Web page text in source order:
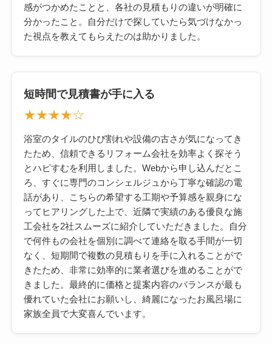
感がつかめたことと、各社の見積もりの違いが明確に
分かったこと。自分だけで探していたら気づけなかっ
た視点を教えてもらえたのは助かりました。
短時間で見積書が手に入る
★★★★☆
浴室のタイルのひび割れや設備の古さが気になってき
たため、信頼できるリフォーム会社を効率よく探そう
とハピすむを利用しました。Webから申し込んだとこ
ろ、すぐに専門のコンシェルジュから丁寧な確認の電
話があり、こちらの希望する工期や予算感を親身にな
ってヒアリングした上で、近隣で実績のある優良な施
工会社を2社スムーズに紹介していただきました。自分
で何件もの会社を個別に調べて連絡を取る手間が一切
なく、短期間で複数の見積もりを手に入れることがで
きたため、非常に効率的に業者選びを進めることがで
きました。最終的に価格と提案内容のバランスが最も
優れていた会社にお願いし、綺麗になったお風呂場に
家族全員で大変喜んでいます。